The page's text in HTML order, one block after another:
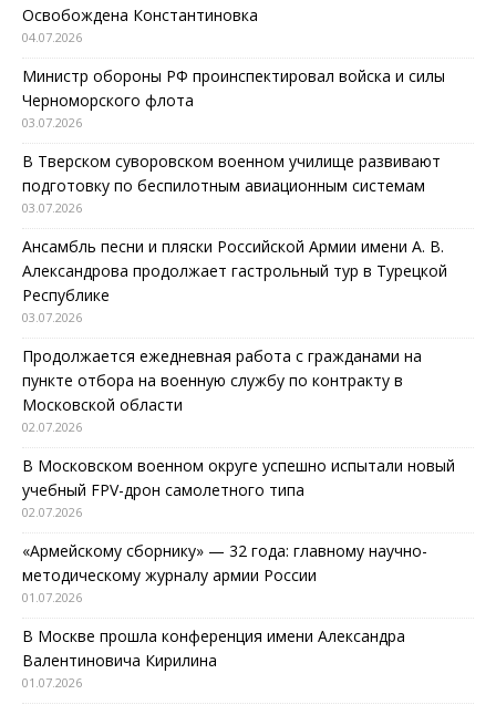
Освобождена Константиновка
04.07.2026
Министр обороны РФ проинспектировал войска и силы
Черноморского флота
03.07.2026
В Тверском суворовском военном училище развивают
подготовку по беспилотным авиационным системам
03.07.2026
Ансамбль песни и пляски Российской Армии имени А. В.
Александрова продолжает гастрольный тур в Турецкой
Республике
03.07.2026
Продолжается ежедневная работа с гражданами на
пункте отбора на военную службу по контракту в
Московской области
02.07.2026
В Московском военном округе успешно испытали новый
учебный FPV-дрон самолетного типа
02.07.2026
«Армейскому сборнику» — 32 года: главному научно-
методическому журналу армии России
01.07.2026
В Москве прошла конференция имени Александра
Валентиновича Кирилина
01.07.2026